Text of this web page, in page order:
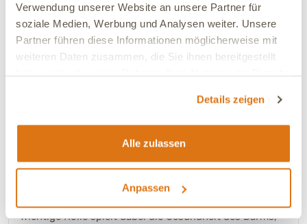
Verwendung unserer Website an unsere Partner für
soziale Medien, Werbung und Analysen weiter. Unsere
Partner führen diese Informationen möglicherweise mit
weiteren Daten zusammen, die Sie ihnen bereitgestellt
Details zeigen
Alle zulassen
Anpassen
Kommentare
Liebe Christine, bitte entschuldigen Sie die verspätete
Antwort. Wiederkehrende Ohrenschmerzen können
wichtige Rolle spielt dabei die Gesundheit des Darms,